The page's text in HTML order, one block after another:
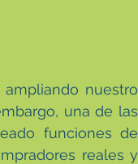
nuestro
una de las
funciones de
reales y